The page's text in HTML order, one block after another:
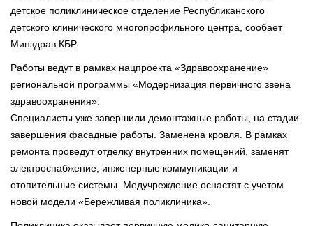
детское поликлиническое отделение Республиканского
детского клинического многопрофильного центра, сообает
Минздрав КБР.
Работы ведут в рамках нацпроекта «Здравоохранение»
региональной программы «Модернизация первичного звена
здравоохранения».
Специалисты уже завершили демонтажные работы, на стадии
завершения фасадные работы. Заменена кровля. В рамках
ремонта проведут отделку внутренних помещений, заменят
электроснабжение, инженерные коммуникации и
отопительные системы. Медучреждение оснастят с учетом
новой модели «Бережливая поликлиника».